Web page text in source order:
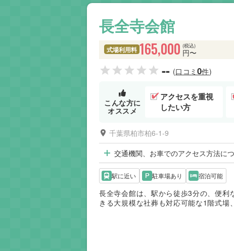
長全寺会館
式場利用料 (税込)
165,000 円〜
-- (口コミ0件)
こんな方に
オススメ
アクセスを重視
したい方
千葉県柏市柏6-1-9
交通機関、お車でのアクセス方法に
駅に近い 駐車場あり 宿泊可能
長全寺会館は、駅から徒歩3分の、便
きる大規模な社葬も対応可能な1階式